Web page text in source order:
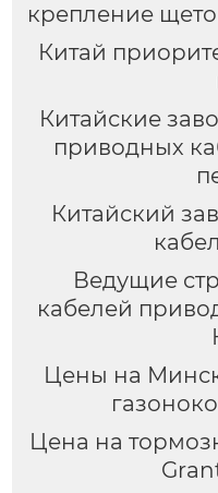
крепление
Китай
Китайские
приводных
Китайский
Ведущие
кабелей
Цены на
Цена на